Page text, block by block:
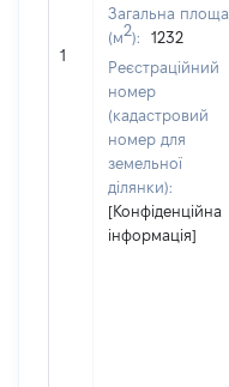
1
Загальна площа
(м2):
1232
Реєстраційний
номер
(кадастровий
номер для
земельної
ділянки):
[Конфіденційна
інформація]